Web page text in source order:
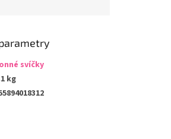
svíčky
kg